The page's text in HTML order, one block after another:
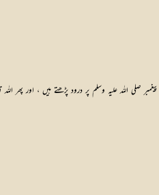
اللہ علیہ وسلم پر درود پڑھتے ہیں ، اور